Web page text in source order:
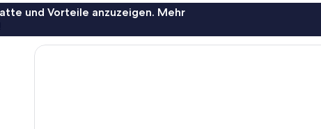
und Vorteile anzuzeigen. Mehr